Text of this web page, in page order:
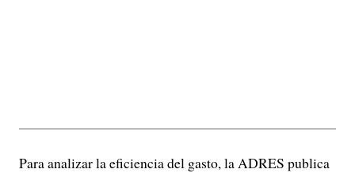
Para analizar la eficiencia del gasto, la ADRES publica